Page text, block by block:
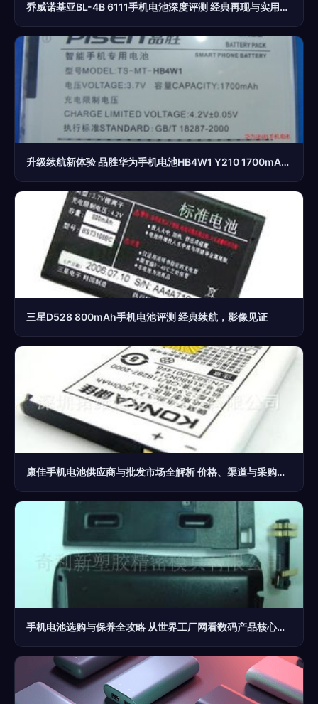
乔威诺基亚BL-4B 6111手机电池深度评测 经典再现与实用技巧指南
升级续航新体验 品胜华为手机电池HB4W1 Y210 1700mAh 移动电源级实用性分析
三星D528 800mAh手机电池评测 经典续航，影像见证
康佳手机电池供应商与批发市场全解析 价格、渠道与采购指南
手机电池选购与保养全攻略 从世界工厂网看数码产品核心配件